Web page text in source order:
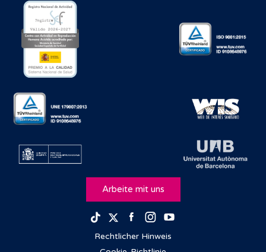
Arbeite mit uns
TikTokTwitterFacebook
Instagram
Rechtlicher Hinweis